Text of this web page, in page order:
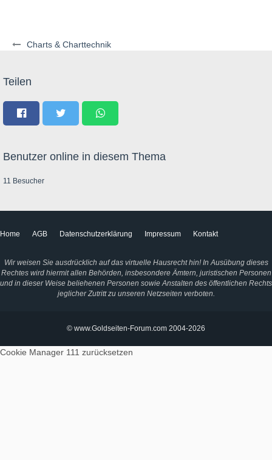
Charts & Charttechnik
Teilen
Benutzer online in diesem Thema
11 Besucher
Home AGB Datenschutzerklärung Impressum Kontakt
Wir weisen Sie ausdrücklich auf das virtuelle Hausrecht hin! In Ausübung dieses
Rechtes wird hiermit allen Behörden, insbesondere Ämtern, juristischen Personen
und in dieser Weise beliehenen Personen sowie Anstalten des öffentlichen Rechts
jeglicher Zutritt zu unseren Netzseiten verboten.
© www.Goldseiten-Forum.com 2004-2026
Cookie Manager 111 zurücksetzen